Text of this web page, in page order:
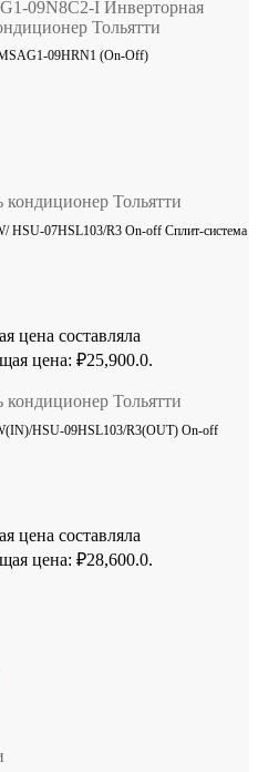
09HRN1 (On-Off)
HSU-07HSL103/R3 On-off Сплит-система
цена составляла
цена: ₽25,900.0.
HSU-09HSL103/R3(OUT) On-off
цена составляла
цена: ₽28,600.0.